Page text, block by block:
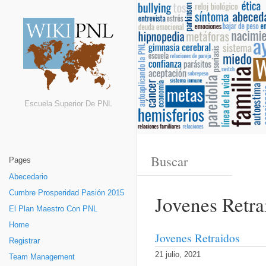
Escuela Superior De PNL
Pages
Abecedario
Cumbre Prosperidad Pasión 2015
El Plan Maestro Con PNL
Home
Registrar
Team Management
Jovenes
Jovenes Retraidos
21 julio, 2021